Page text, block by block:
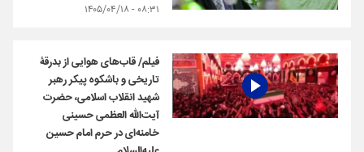
۰۸:۳۱ - ۱۴۰۵/۰۴/۱۸
فیلم/ قاب‌های هوایی از بدرقۀ
تاریخی و باشکوه پیکر رهبر
شهید انقلاب اسلامی، حضرت
آیت‌الله العظمی حسینی
خامنه‌ای در حرم امام حسین